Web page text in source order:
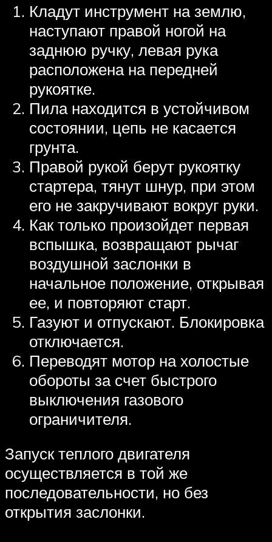
Кладут инструмент на землю,
наступают правой ногой на
заднюю ручку, левая рука
расположена на передней
рукоятке.
Пила находится в устойчивом
состоянии, цепь не касается
грунта.
Правой рукой берут рукоятку
стартера, тянут шнур, при этом
его не закручивают вокруг руки.
Как только произойдет первая
вспышка, возвращают рычаг
воздушной заслонки в
начальное положение, открывая
ее, и повторяют старт.
Газуют и отпускают. Блокировка
отключается.
Переводят мотор на холостые
обороты за счет быстрого
выключения газового
ограничителя.
Запуск теплого двигателя
осуществляется в той же
последовательности, но без
открытия заслонки.